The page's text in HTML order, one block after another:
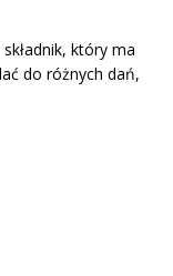
który ma
do różnych dań,